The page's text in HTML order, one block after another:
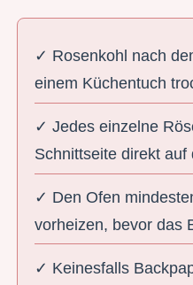
✓ Rosenkohl nach
einem Küchentuch
✓ Jedes einzelne
Schnittseite direkt auf
✓ Den Ofen
vorheizen, bevor das
✓ Keinesfalls